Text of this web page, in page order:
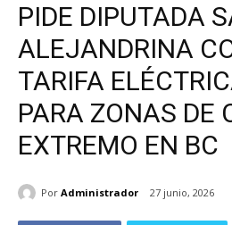
PIDE DIPUTADA
ALEJANDRINA
TARIFA
PARA ZONAS DE
EXTREMO EN BC
Por Administrador 27 junio, 2026